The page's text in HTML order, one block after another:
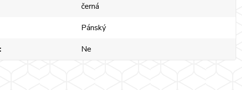
černá
Pánský
Ne